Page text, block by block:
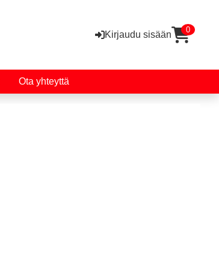
Kirjaudu sisään 0
Ota yhteyttä